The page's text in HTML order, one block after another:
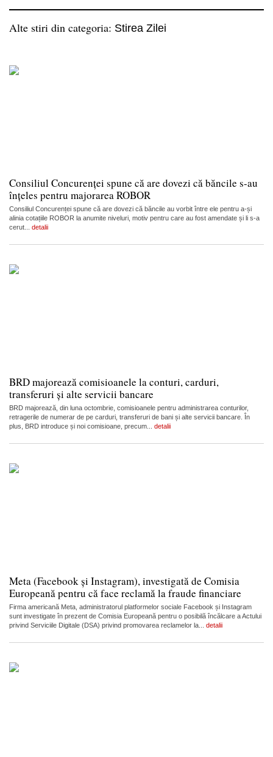
Alte stiri din categoria: Stirea Zilei
Consiliul Concurenței spune că are dovezi că băncile s-au
înțeles pentru majorarea ROBOR
Consiliul Concurenței spune că are dovezi că băncile au vorbit între ele pentru a-și
alinia cotațiile ROBOR la anumite niveluri, motiv pentru care au fost amendate și li s-a
cerut... detalii
BRD majorează comisioanele la conturi, carduri,
transferuri și alte servicii bancare
BRD majorează, din luna octombrie, comisioanele pentru administrarea conturilor,
retragerile de numerar de pe carduri, transferuri de bani și alte servicii bancare. În
plus, BRD introduce și noi comisioane, precum... detalii
Meta (Facebook și Instagram), investigată de Comisia
Europeană pentru că face reclamă la fraude financiare
Firma americană Meta, administratorul platformelor sociale Facebook și Instagram
sunt investigate în prezent de Comisia Europeană pentru o posibilă încălcare a Actului
privind Serviciile Digitale (DSA) privind promovarea reclamelor la... detalii